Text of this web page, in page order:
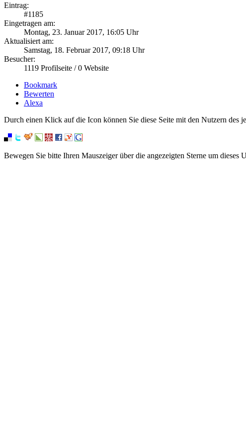
Eintrag:
#1185
Eingetragen am:
Montag, 23. Januar 2017, 16:05 Uhr
Aktualisiert am:
Samstag, 18. Februar 2017, 09:18 Uhr
Besucher:
1119 Profilseite /0 Website
Bookmark
Bewerten
Alexa
Durch einen Klick auf die Icon können Sie diese Seite mit den Nutzern des
Bewegen Sie bitte Ihren Mauszeiger über die angezeigten Sterne um dieses